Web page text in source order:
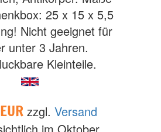
25 x 15 x 5,5
Nicht geeignet für
unter 3 Jahren.
Kleinteile.
zzgl. Versand